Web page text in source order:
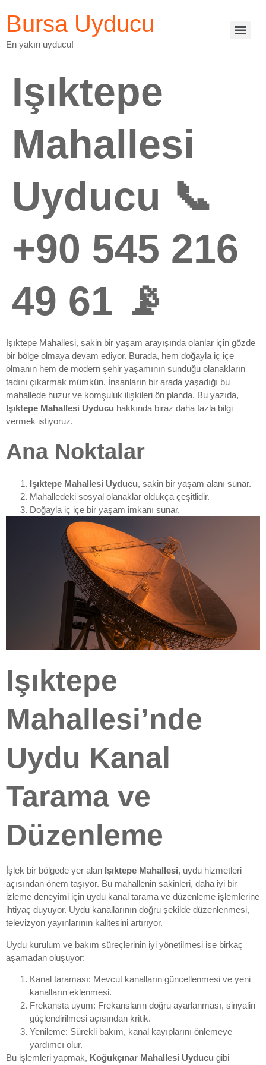
Bursa Uyducu
En yakın uyducu!
Işıktepe
Mahallesi
Uyducu 📞
+90 545 216
49 61 📡
Işıktepe Mahallesi, sakin bir yaşam arayışında olanlar için gözde
bir bölge olmaya devam ediyor. Burada, hem doğayla iç içe
olmanın hem de modern şehir yaşamının sunduğu olanakların
tadını çıkarmak mümkün. İnsanların bir arada yaşadığı bu
mahallede huzur ve komşuluk ilişkileri ön planda. Bu yazıda,
Işıktepe Mahallesi Uyducu hakkında biraz daha fazla bilgi
vermek istiyoruz.
Ana Noktalar
Işıktepe Mahallesi Uyducu, sakin bir yaşam alanı sunar.
Mahalledeki sosyal olanaklar oldukça çeşitlidir.
Doğayla iç içe bir yaşam imkanı sunar.
Işıktepe
Mahallesi’nde
Uydu Kanal
Tarama ve
Düzenleme
İşlek bir bölgede yer alan Işıktepe Mahallesi, uydu hizmetleri
açısından önem taşıyor. Bu mahallenin sakinleri, daha iyi bir
izleme deneyimi için uydu kanal tarama ve düzenleme işlemlerine
ihtiyaç duyuyor. Uydu kanallarının doğru şekilde düzenlenmesi,
televizyon yayınlarının kalitesini artırıyor.
Uydu kurulum ve bakım süreçlerinin iyi yönetilmesi ise birkaç
aşamadan oluşuyor:
Kanal taraması: Mevcut kanalların güncellenmesi ve yeni
kanalların eklenmesi.
Frekansta uyum: Frekansların doğru ayarlanması, sinyalin
güçlendirilmesi açısından kritik.
Yenileme: Sürekli bakım, kanal kayıplarını önlemeye
yardımcı olur.
Bu işlemleri yapmak, Koğukçınar Mahallesi Uyducu gibi